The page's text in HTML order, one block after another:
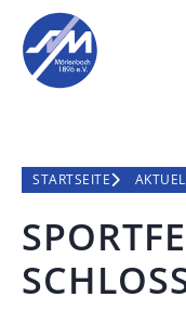
STARTSEITE